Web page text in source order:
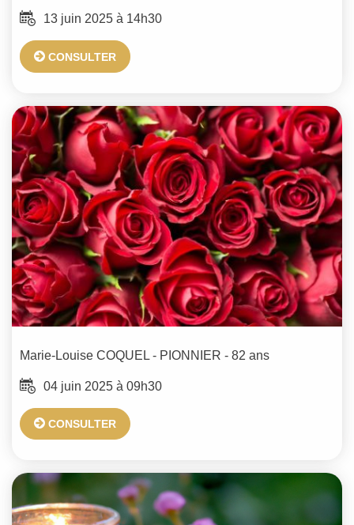
13 juin 2025 à 14h30
CONSULTER
Marie-Louise COQUEL - PIONNIER - 82 ans
04 juin 2025 à 09h30
CONSULTER